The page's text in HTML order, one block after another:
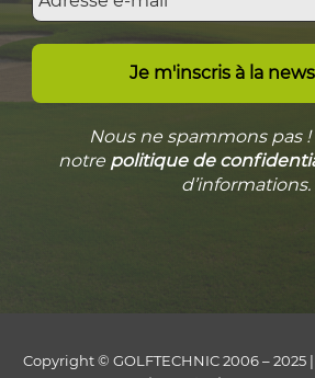
Nous ne spammons pas
notre politique de
d’informations.
Copyright © GOLFTECHNIC 2006 – 2025